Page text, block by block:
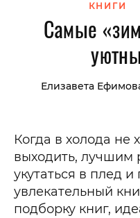
СПЕЦПРОЕКТЫ
ИНТЕРВЬЮ
ПОКОЛЕНИЕ
КНИГИ
Самые
Елизавета
Когда в холода не
выходить, лучшим
укутаться в плед и
увлекательный
подборку книг,